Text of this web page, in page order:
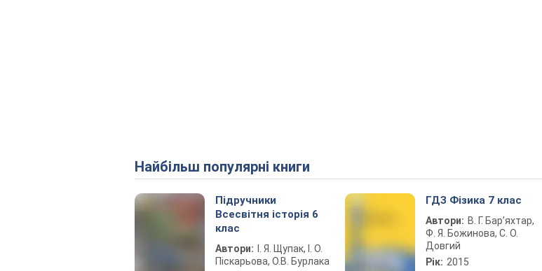
Найбільш популярні книги
Підручники
Всесвітня історія 6
клас
Автори:
І. Я. Щупак, І. О.
Піскарьова, О.В. Бурлака
ГДЗ Фізика 7 клас
Автори: В. Г. Бар’яхтар,
Ф. Я. Божинова, С. О.
Довгий
Рік: 2015